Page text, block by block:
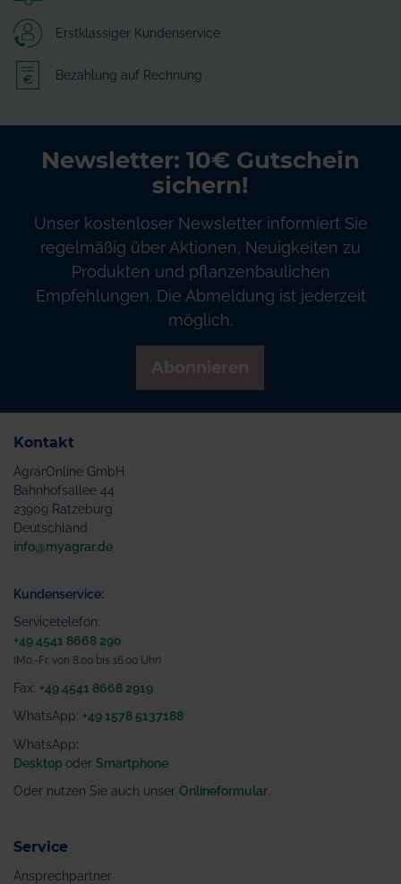
Erstklassiger Kundenservice
Bezahlung auf Rechnung
Newsletter: 10€ Gutschein
sichern!
Unser kostenloser Newsletter informiert Sie
regelmäßig über Aktionen, Neuigkeiten zu
Produkten und pflanzenbaulichen
Empfehlungen. Die Abmeldung ist jederzeit
möglich.
Kontakt
AgrarOnline GmbH
Bahnhofsallee 44
23909 Ratzeburg
Deutschland
info@myagrar.de
Kundenservice:
Servicetelefon:
+49 4541 8668 290
(Mo.-Fr. von 8.00 bis 16.00 Uhr)
Fax: +49 4541 8668 2919
WhatsApp: +49 1578 5137188
WhatsApp:
Desktop oder Smartphone
Oder nutzen Sie auch unser Onlineformular
Service
Ansprechpartner